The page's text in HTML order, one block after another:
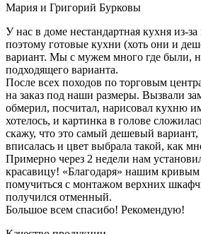
Мария и Григорий Бурковы
У нас в доме нестандартная кухня из-
поэтому готовые кухни (хоть они и
вариант. Мы с мужем много где были,
подходящего варианта.
После всех походов по торговым
на заказ под наши размеры. Вызвали
обмерил, посчитал, нарисовал кухню
хотелось, и картинка в голове
скажу, что это самый дешевый
вписалась и цвет выбрала такой, как
Примерно через 2 недели нам
красавицу! «Благодаря» нашим
помучиться с монтажом верхних
получился отменный.
Большое всем спасибо! Рекомендую!